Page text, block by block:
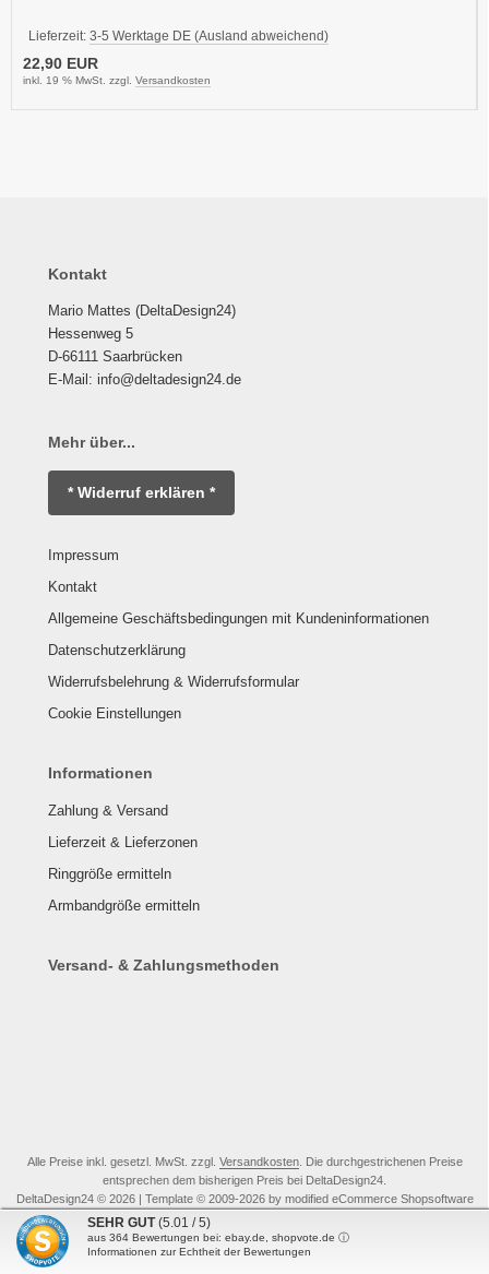
Lieferzeit: 3-5 Werktage DE (Ausland abweichend)
22,90 EUR
inkl. 19 % MwSt. zzgl. Versandkosten
Kontakt
Mario Mattes (DeltaDesign24)
Hessenweg 5
D-66111 Saarbrücken
E-Mail: info@deltadesign24.de
Mehr über...
* Widerruf erklären *
Impressum
Kontakt
Allgemeine Geschäftsbedingungen mit Kundeninformationen
Datenschutzerklärung
Widerrufsbelehrung & Widerrufsformular
Cookie Einstellungen
Informationen
Zahlung & Versand
Lieferzeit & Lieferzonen
Ringgröße ermitteln
Armbandgröße ermitteln
Versand- & Zahlungsmethoden
Alle Preise inkl. gesetzl. MwSt. zzgl. Versandkosten. Die durchgestrichenen Preise
entsprechen dem bisherigen Preis bei DeltaDesign24.
DeltaDesign24 © 2026 | Template © 2009-2026 by modified eCommerce Shopsoftware
modified eCommerce Shopsoftware © 2009-2026
SEHR GUT (5.01 / 5)
aus 364 Bewertungen bei: ebay.de, shopvote.de ⓘ
Informationen zur Echtheit der Bewertungen